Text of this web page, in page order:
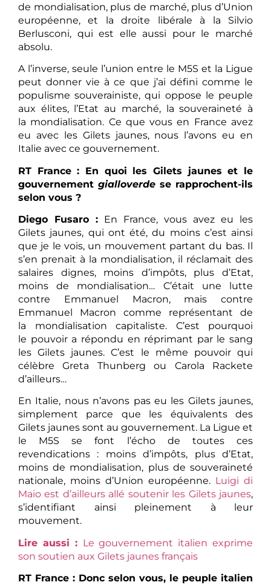
de mondialisation, plus de marché, plus d’Union
européenne, et la droite libérale à la Silvio
Berlusconi, qui est elle aussi pour le marché
absolu.
A l’inverse, seule l’union entre le M5S et la Ligue
peut donner vie à ce que j’ai défini comme le
populisme souverainiste, qui oppose le peuple
aux élites, l’Etat au marché, la souveraineté à
la mondialisation. Ce que vous en France avez
eu avec les Gilets jaunes, nous l’avons eu en
Italie avec ce gouvernement.
RT France : En quoi les Gilets jaunes et le
gouvernement gialloverde se rapprochent-ils
selon vous ?
Diego Fusaro : En France, vous avez eu les
Gilets jaunes, qui ont été, du moins c’est ainsi
que je le vois, un mouvement partant du bas. Il
s’en prenait à la mondialisation, il réclamait des
salaires dignes, moins d’impôts, plus d’Etat,
moins de mondialisation… C’était une lutte
contre Emmanuel Macron, mais contre
Emmanuel Macron comme représentant de
la mondialisation capitaliste. C’est pourquoi
le pouvoir a répondu en réprimant par le sang
les Gilets jaunes. C’est le même pouvoir qui
célèbre Greta Thunberg ou Carola Rackete
d’ailleurs…
En Italie, nous n’avons pas eu les Gilets jaunes,
simplement parce que les équivalents des
Gilets jaunes sont au gouvernement. La Ligue et
le M5S se font l’écho de toutes ces
revendications : moins d’impôts, plus d’Etat,
moins de mondialisation, plus de souveraineté
nationale, moins d’Union européenne. Luigi di
Maio est d’ailleurs allé soutenir les Gilets jaunes,
s’identifiant ainsi pleinement à leur
mouvement.
Lire aussi : Le gouvernement italien exprime
son soutien aux Gilets jaunes français
RT France : Donc selon vous, le peuple italien